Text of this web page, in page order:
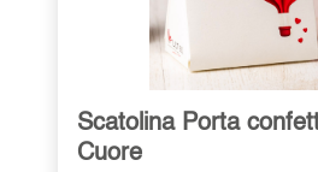
Scatolina Porta
Cuore